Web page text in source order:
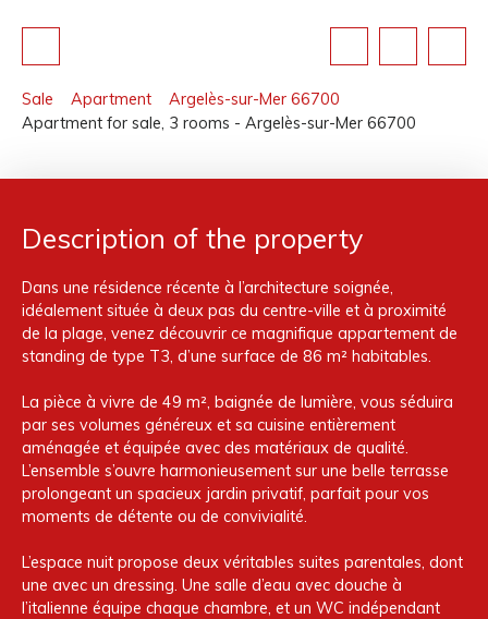
Sale Apartment
Argelès-sur-Mer 66700
Apartment for sale, 3 rooms - Argelès-sur-Mer 66700
Description of the property
Dans une résidence récente à l’architecture soignée,
idéalement située à deux pas du centre-ville et à proximité
de la plage, venez découvrir ce magnifique appartement de
standing de type T3, d’une surface de 86 m² habitables.
La pièce à vivre de 49 m², baignée de lumière, vous séduira
par ses volumes généreux et sa cuisine entièrement
aménagée et équipée avec des matériaux de qualité.
L’ensemble s’ouvre harmonieusement sur une belle terrasse
prolongeant un spacieux jardin privatif, parfait pour vos
moments de détente ou de convivialité.
L’espace nuit propose deux véritables suites parentales, dont
une avec un dressing. Une salle d’eau avec douche à
l’italienne équipe chaque chambre, et un WC indépendant